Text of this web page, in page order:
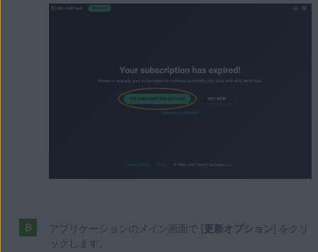
アプリケーションのメイン画面で [更新オプション] をクリ
ックします。